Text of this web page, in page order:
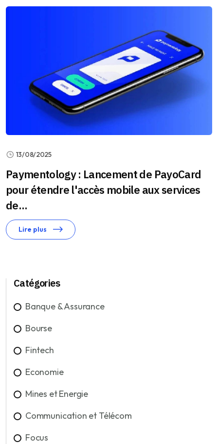
13/08/2025
Paymentology : Lancement de PayoCard
pour étendre l'accès mobile aux services
de...
Lire plus
Catégories
Banque & Assurance
Bourse
Fintech
Economie
Mines et Energie
Communication et Télécom
Focus